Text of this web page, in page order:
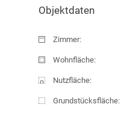
Objektdaten
Zimmer:
Wohnfläche:
Nutzfläche:
Grundstücksfläche: